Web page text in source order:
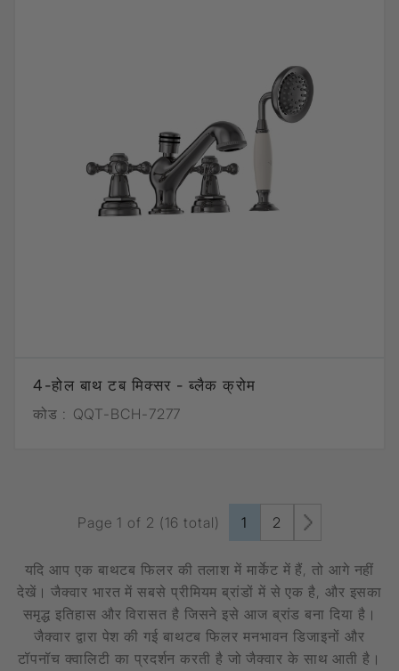
4-होल बाथ टब मिक्सर - ब्लैक क्रोम
कोड : QQT-BCH-7277
Page 1 of 2 (16 total) 1 2
यदि आप एक बाथटब फिलर की तलाश में मार्केट में हैं, तो आगे नहीं
देखें। जैक्वार भारत में सबसे प्रीमियम ब्रांडों में से एक है, और इसका
समृद्ध इतिहास और विरासत है जिसने इसे आज ब्रांड बना दिया है।
जैक्वार द्वारा पेश की गई बाथटब फिलर मनभावन डिजाइनों और
टॉपनॉच क्वालिटी का प्रदर्शन करती है जो जैक्वार के साथ आती है।